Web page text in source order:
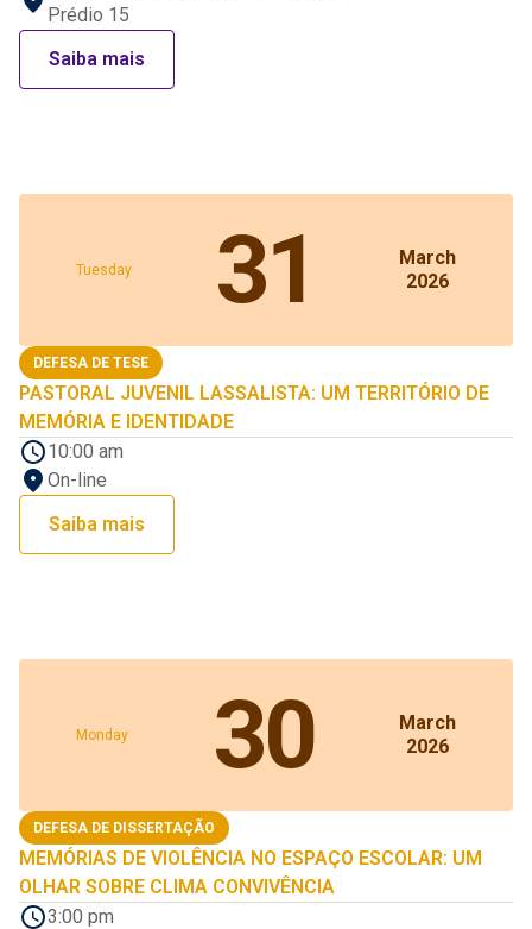
Prédio 15
Saiba mais
Tuesday 31
March
2026
DEFESA DE TESE
PASTORAL JUVENIL LASSALISTA: UM TERRITÓRIO DE
MEMÓRIA E IDENTIDADE
10:00 am
On-line
Saiba mais
Monday 30
March
2026
DEFESA DE DISSERTAÇÃO
MEMÓRIAS DE VIOLÊNCIA NO ESPAÇO ESCOLAR: UM
OLHAR SOBRE CLIMA CONVIVÊNCIA
3:00 pm